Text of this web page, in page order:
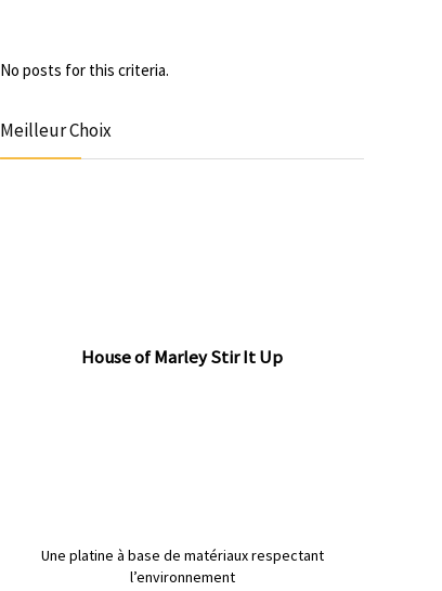
No posts for this criteria.
Meilleur Choix
House of Marley Stir It Up
Une platine à base de matériaux respectant
l’environnement